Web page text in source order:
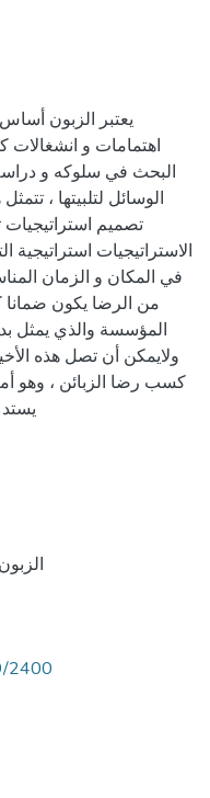
يعتبر الزبون
اهتمامات و
البحث في سلوكه و دراسة
الوسائل لتلبيتها ،
تصميم
الاستراتيجيات استراتيجية
في المكان و الزمان
من الرضا يكون ضمانا
المؤسسة والذي يمثل
ولايمكن أن تصل هذه
كسب رضا الزبائن ، وهو
الزبون
2400